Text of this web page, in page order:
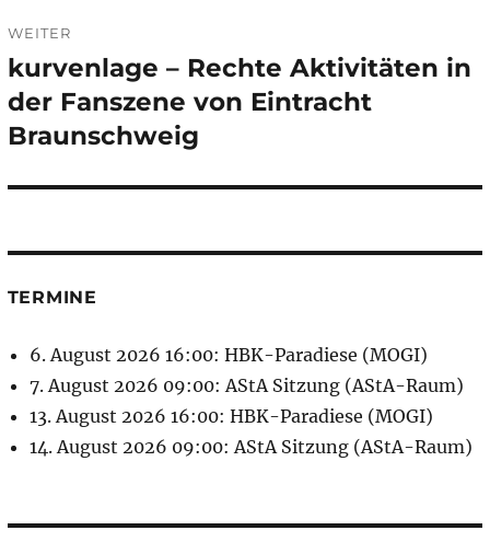
WEITER
Nächster
Beitrag:
kurvenlage – Rechte Aktivitäten in
der Fanszene von Eintracht
Braunschweig
TERMINE
6. August 2026 16:00: HBK-Paradiese (MOGI)
7. August 2026 09:00: AStA Sitzung (AStA-Raum)
13. August 2026 16:00: HBK-Paradiese (MOGI)
14. August 2026 09:00: AStA Sitzung (AStA-Raum)